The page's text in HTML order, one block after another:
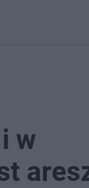
w